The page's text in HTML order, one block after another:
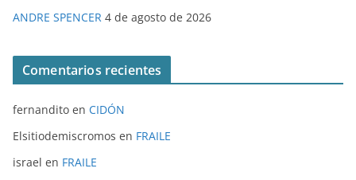
ANDRE SPENCER 4 de agosto de 2026
Comentarios recientes
fernandito en CIDÓN
Elsitiodemiscromos en FRAILE
israel en FRAILE